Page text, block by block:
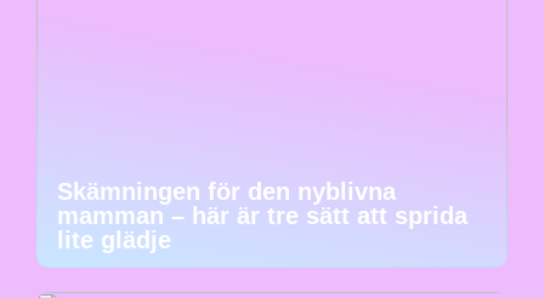
Skämningen för den nyblivna
mamman – här är tre sätt att sprida
lite glädje